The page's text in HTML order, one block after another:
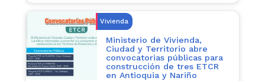
Vivienda
Ministerio de Vivienda,
Ciudad y Territorio abre
convocatorias públicas para
construcción de tres ETCR
en Antioquia y Nariño